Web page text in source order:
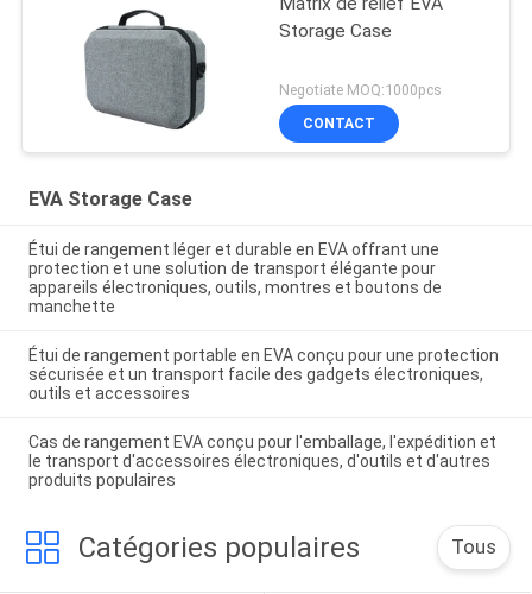
Storage Case
Negotiate MOQ:1000pcs
CONTACT
EVA Storage Case
Étui de rangement léger et durable en EVA offrant une
protection et une solution de transport élégante pour
appareils électroniques, outils, montres et boutons de
manchette
Étui de rangement portable en EVA conçu pour une protection
sécurisée et un transport facile des gadgets électroniques,
outils et accessoires
Cas de rangement EVA conçu pour l'emballage, l'expédition et
le transport d'accessoires électroniques, d'outils et d'autres
produits populaires
Catégories populaires Tous